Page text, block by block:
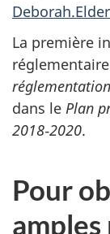
La première
dans le Plan
2018‑2020.
Pour